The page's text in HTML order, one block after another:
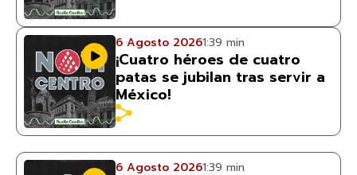
6 Agosto 20261:39 min
¡Cuatro héroes de cuatro
patas se jubilan tras servir a
México!
6 Agosto 20261:39 min